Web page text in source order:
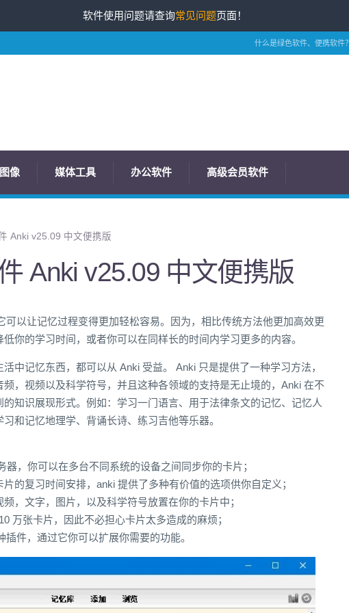
什么是绿色软件、便携软件？
像 媒体工具 办公软件 高级会员软件
Anki v25.09 中文便携版
Anki v25.09 中文便携版
可以让记忆过程变得更加轻松容易。因为，相比传统方法他更加高效更
你的学习时间，或者你可以在同样长的时间内学习更多的内容。
中记忆东西，都可以从 Anki 受益。 Anki 只是提供了一种学习方法，
，视频以及科学符号，并且这种各领域的支持是无止境的，Anki 在不
知识展现形式。例如：学习一门语言、用于法律条文的记忆、记忆人
和记忆地理学、背诵长诗、练习吉他等乐器。
器，你可以在多台不同系统的设备之间同步你的卡片；
的复习时间安排，anki 提供了多种有价值的选项供你自定义；
，文字，图片，以及科学符号放置在你的卡片中；
万张卡片，因此不必担心卡片太多造成的麻烦；
件，通过它你可以扩展你需要的功能。
软件使用问题请查询常见问题页面！